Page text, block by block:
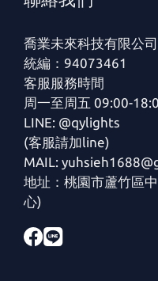
喬業未來科技有限公司
統編：94073461
客服服務時間
周一至周五 09:00-
LINE: @qylights
(客服請加line)
MAIL:
地址：桃園市蘆竹區
心)